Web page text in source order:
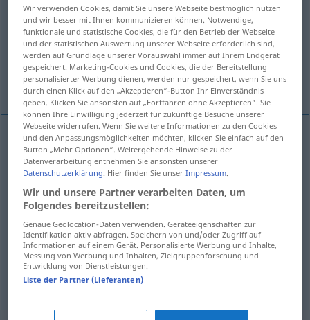
Winkelzugm <meistpl>
Übersicht aller Übersetzungen
(Für mehr Details die Übersetzung anklicken/antippen)
evasion trick, dodge
evasion WinkelzugAusflucht, Vorwand
trick Winkelzug Trick, Kniff
dodge Winkelzug Trick, Kniff
Wir verwenden Cookies, damit Sie unsere Webseite bestmöglich nutzen
und wir besser mit Ihnen kommunizieren können. Notwendige,
funktionale und statistische Cookies, die für den Betrieb der Webseite
und der statistischen Auswertung unserer Webseite erforderlich sind,
werden auf Grundlage unserer Vorauswahl immer auf Ihrem Endgerät
gespeichert. Marketing-Cookies und Cookies, die der Bereitstellung
personalisierter Werbung dienen, werden nur gespeichert, wenn Sie uns
durch einen Klick auf den „Akzeptieren“-Button Ihr Einverständnis
geben. Klicken Sie ansonsten auf „Fortfahren ohne Akzeptieren“. Sie
können Ihre Einwilligung jederzeit für zukünftige Besuche unserer
Webseite widerrufen. Wenn Sie weitere Informationen zu den Cookies
und den Anpassungsmöglichkeiten möchten, klicken Sie einfach auf den
Button „Mehr Optionen“. Weitergehende Hinweise zu der
Datenverarbeitung entnehmen Sie ansonsten unserer
Datenschutzerklärung. Hier finden Sie unserImpressum.
Wir und unsere Partner verarbeiten Daten, um
Folgendes bereitzustellen:
Genaue Geolocation-Daten verwenden. Geräteeigenschaften zur
Identifikation aktiv abfragen. Speichern von und/oder Zugriff auf
Informationen auf einem Gerät. Personalisierte Werbung und Inhalte,
Messung von Werbung und Inhalten, Zielgruppenforschung und
Entwicklung von Dienstleistungen.
Liste der Partner (Lieferanten)